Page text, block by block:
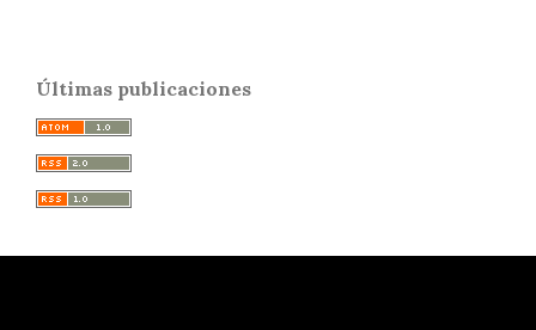
Últimas publicaciones